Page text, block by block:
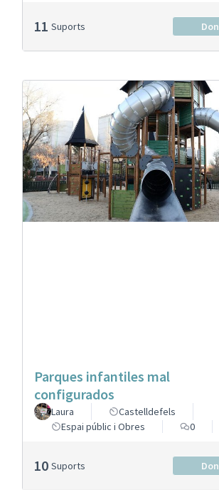
11 Suports
Parques infantiles mal
configurados
Laura
Castelldefels
Espai públic i Obres
0
10 Suports